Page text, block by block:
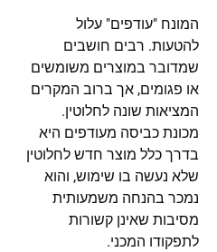
המונח "עודפים" עלול
להטעות. רבים חושבים
שמדובר במוצרים משומשים
או פגומים, אך ברוב המקרים
המציאות שונה לחלוטין.
מכונת כביסה מעודפים היא
בדרך כלל מוצר חדש לחלוטין
שלא נעשה בו שימוש, והוא
נמכר בהנחה משמעותית
מסיבות שאינן קשורות
לתפקודו המכני.